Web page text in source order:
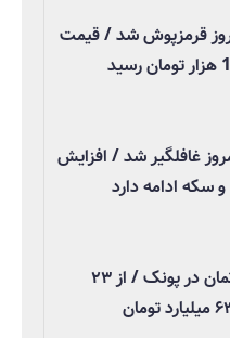
قرمزپوش شد / قیمت
غافلگیر شد / افزایش
سکه ادامه دارد
قیمت آپارتمان در پونک / از ۲۳